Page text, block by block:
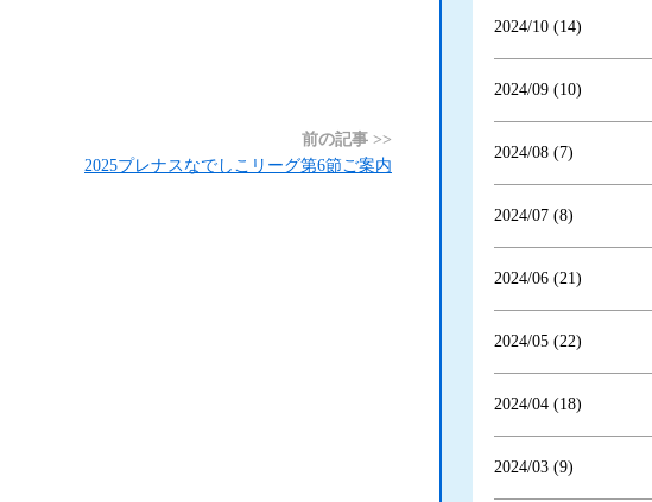
前の記事 >>
2025プレナスなでしこリーグ第6節ご案内
2024/10 (14)
2024/09 (10)
2024/08 (7)
2024/07 (8)
2024/06 (21)
2024/05 (22)
2024/04 (18)
2024/03 (9)